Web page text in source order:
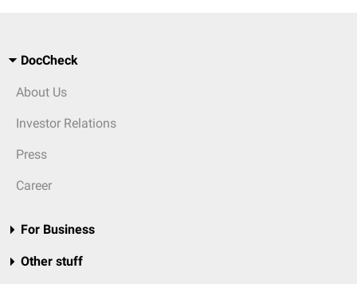
DocCheck
About Us
Investor Relations
Press
Career
For Business
Other stuff